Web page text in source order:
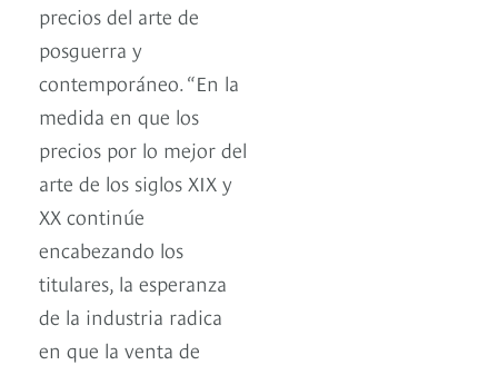
precios del arte de
posguerra y
contemporáneo. “En la
medida en que los
precios por lo mejor del
arte de los siglos XIX y
XX continúe
encabezando los
titulares, la esperanza
de la industria radica
en que la venta de